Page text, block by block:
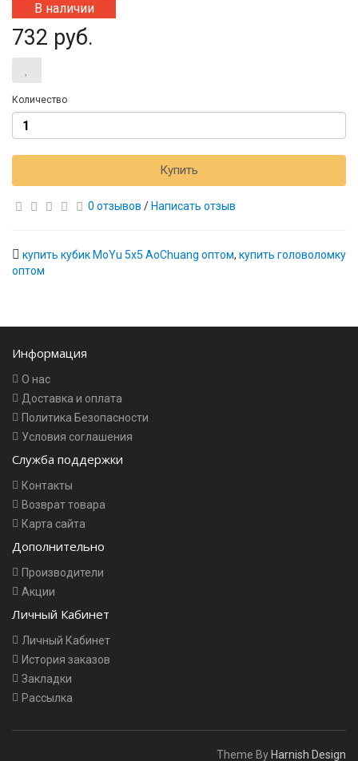
В наличии
732 руб.
Количество
Купить
0 отзывов / Написать отзыв
купить кубик MoYu 5x5 AoChuang оптом, купить головоломку
оптом
Информация
О нас
Доставка и оплата
Политика Безопасности
Условия соглашения
Служба поддержки
Контакты
Возврат товара
Карта сайта
Дополнительно
Производители
Акции
Личный Кабинет
Личный Кабинет
История заказов
Закладки
Рассылка
Theme By Harnish Design